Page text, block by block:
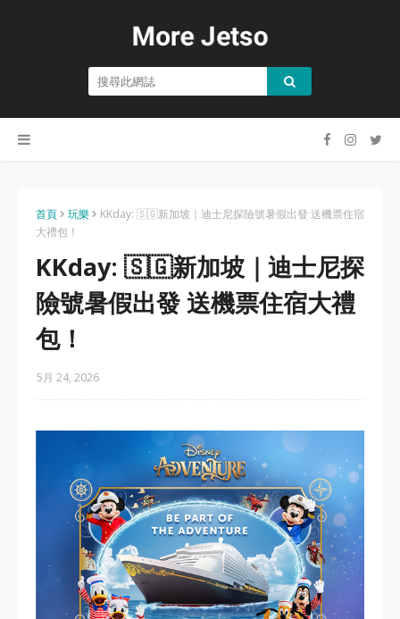
首頁 玩樂
KKday: 🇸🇬新加坡｜迪士尼探險號暑假出發 送機票住宿
大禮包！
KKday: 🇸🇬新加坡｜迪士尼探
險號暑假出發 送機票住宿大禮
包！
5月 24, 2026